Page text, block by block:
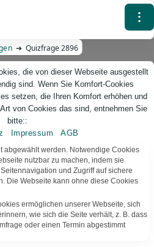
⁝
Quizfrage 2896
Webdesign, Analyse & Beratung
TEXT VORLESEN
die von dieser Webseite ausgestellt
sind. Wenn Sie Komfort-Cookies
setzen, die Ihren Komfort erhöhen und
von Cookies das sind, entnehmen Sie
bitte::
Impressum AGB
abgewählt werden. Notwendige Cookies
nutzbar zu machen, indem sie
und Zugriff auf sichere
Die Webseite kann ohne diese Cookies
ermöglichen unserer Webseite, sich
wie sich die Seite verhält, z. B. dass
oder einen Termin abgestimmt